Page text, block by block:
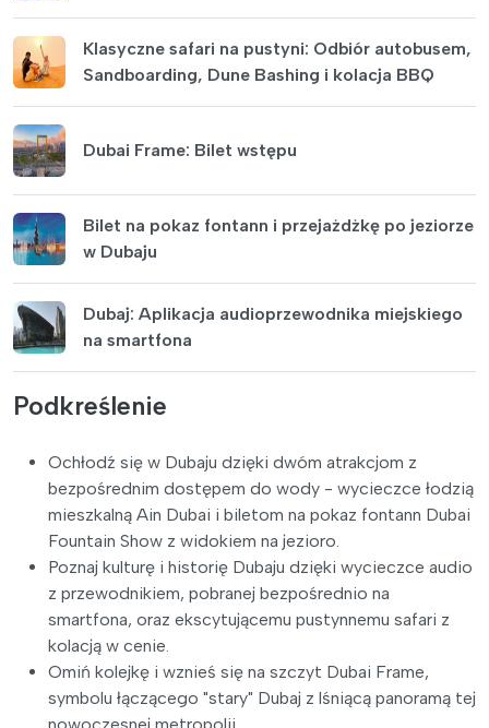
Klasyczne safari na pustyni: Odbiór autobusem,
Sandboarding, Dune Bashing i kolacja BBQ
Dubai Frame: Bilet wstępu
Bilet na pokaz fontann i przejażdżkę po jeziorze
w Dubaju
Dubaj: Aplikacja audioprzewodnika miejskiego
na smartfona
Podkreślenie
Ochłodź się w Dubaju dzięki dwóm atrakcjom z
bezpośrednim dostępem do wody - wycieczce łodzią
mieszkalną Ain Dubai i biletom na pokaz fontann Dubai
Fountain Show z widokiem na jezioro.
Poznaj kulturę i historię Dubaju dzięki wycieczce audio
z przewodnikiem, pobranej bezpośrednio na
smartfona, oraz ekscytującemu pustynnemu safari z
kolacją w cenie.
Omiń kolejkę i wznieś się na szczyt Dubai Frame,
symbolu łączącego "stary" Dubaj z lśniącą panoramą tej